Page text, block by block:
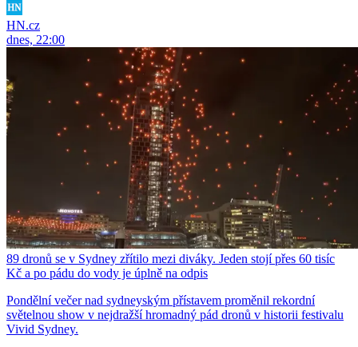
HN.cz
dnes, 22:00
89 dronů se v Sydney zřítilo mezi diváky. Jeden stojí přes 60 tisíc
Kč a po pádu do vody je úplně na odpis
Pondělní večer nad sydneyským přístavem proměnil rekordní
světelnou show v nejdražší hromadný pád dronů v historii festivalu
Vivid Sydney.